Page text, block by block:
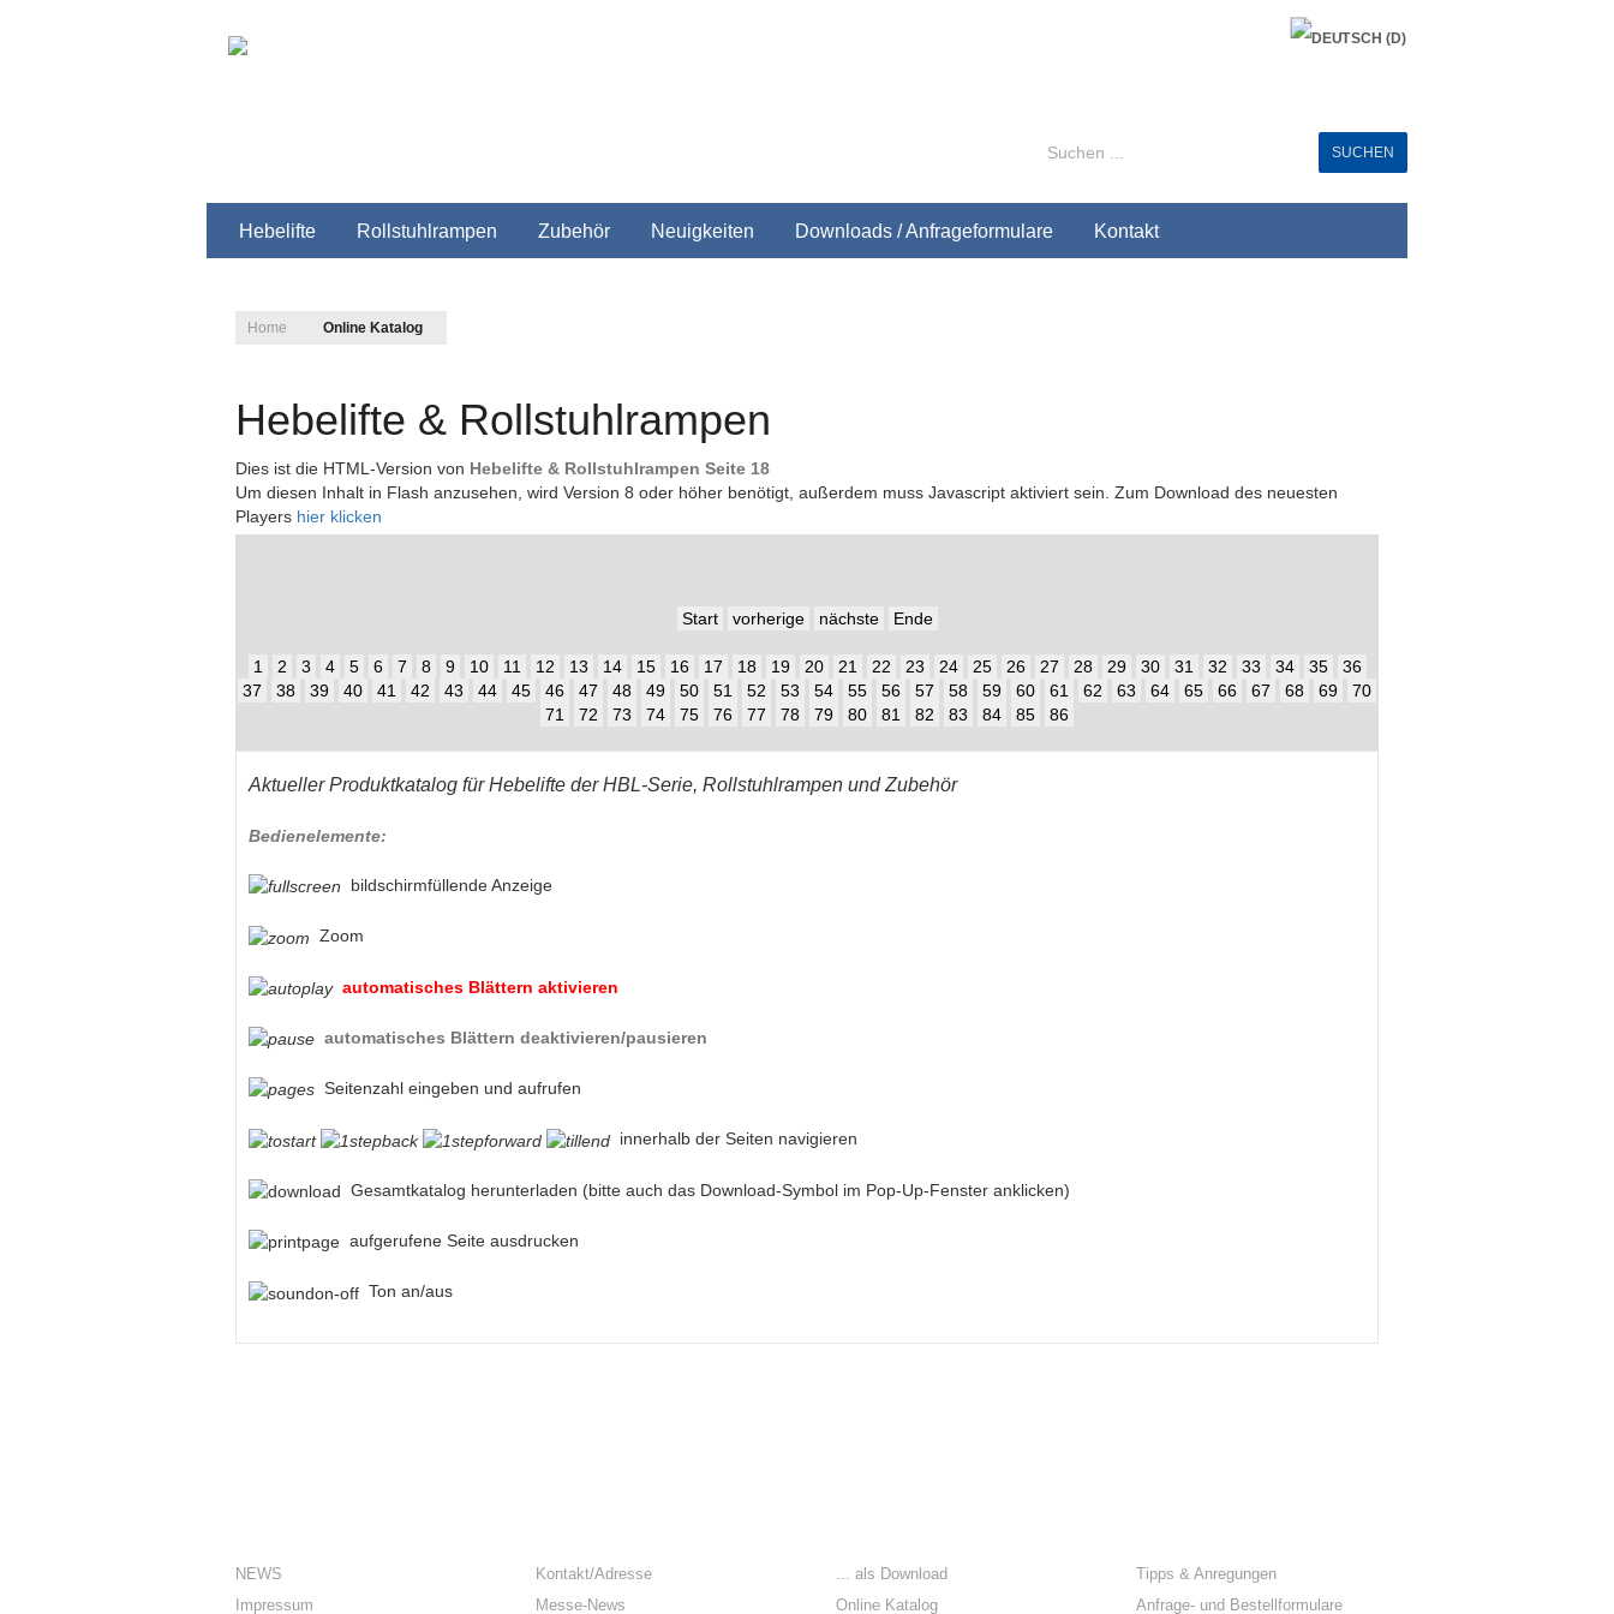
Hebelifte Rollstuhlrampen Zubehör Neuigkeiten Downloads / Anfrageformulare Kontakt
Home Online Katalog
Hebelifte & Rollstuhlrampen
Dies ist die HTML-Version von Hebelifte & Rollstuhlrampen Seite 18
Um diesen Inhalt in Flash anzusehen, wird Version 8 oder höher benötigt, außerdem muss Javascript aktiviert sein. Zum Download des neuesten
Players hier klicken
Start vorherige nächste Ende
1 2 3 4 5 6 7 8 9 10 11 12 13 14 15 16 17 18 19 20 21 22 23 24 25 26 27 28 29 30 31 32 33 34 35
36
37
38 39 40 41 42 43 44 45 46 47 48 49 50 51 52 53 54 55 56 57 58 59 60 61 62 63 64 65 66 67 68 69
70
71
72 73 74 75 76 77 78 79 80 81 82 83 84 85 86
Aktueller Produktkatalog für Hebelifte der HBL-Serie, Rollstuhlrampen und Zubehör
Bedienelemente:
bildschirmfüllende Anzeige
Zoom
automatisches Blättern aktivieren
automatisches Blättern deaktivieren/pausieren
Seitenzahl eingeben und aufrufen
innerhalb der Seiten navigieren
Gesamtkatalog herunterladen (bitte auch das Download-Symbol im Pop-Up-Fenster anklicken)
aufgerufene Seite ausdrucken
Ton an/aus
NEWS
Impressum
Kontakt/Adresse
Messe-News
... als Download
Online Katalog
Tipps & Anregungen
Anfrage- und Bestellformulare